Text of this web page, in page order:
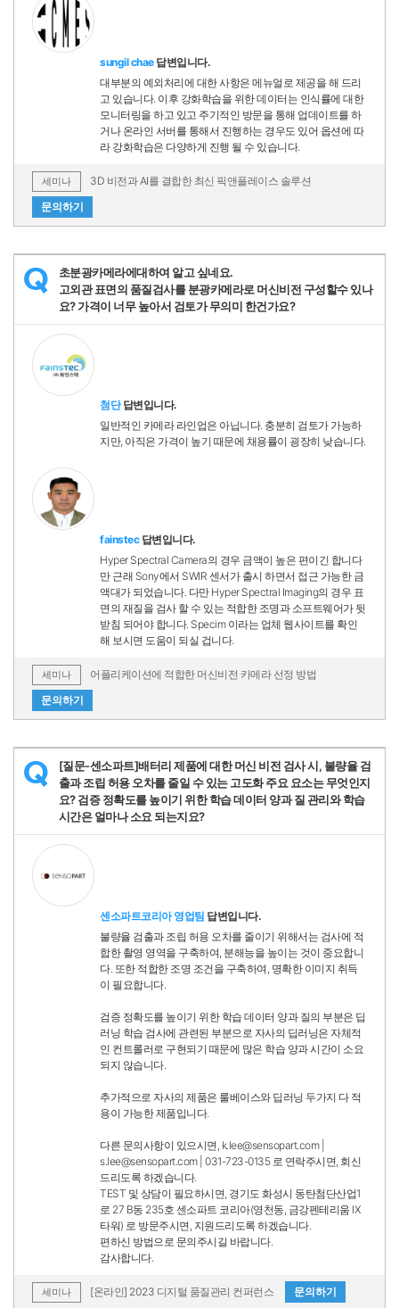
sungil chae답변입니다.
대부분의 예외처리에 대한 사항은 메뉴얼로 제공을 해 드리
고 있습니다. 이후 강화학습을 위한 데이터는 인식률에 대한
모니터링을 하고 있고 주기적인 방문을 통해 업데이트를 하
거나 온라인 서버를 통해서 진행하는 경우도 있어 옵션에 따
라 강화학습은 다양하게 진행 될 수 있습니다.
세미나
3D 비전과 AI를 결합한 최신 픽앤플레이스 솔루션
문의하기
Q
초분광카메라에대하여 알고 싶네요.
고외관 표면의 품질검사를 분광카메라로 머신비전 구성할수 있나
요? 가격이 너무 높아서 검토가 무의미 한건가요?
첨단답변입니다.
일반적인 카메라 라인업은 아닙니다. 충분히 검토가 가능하
지만, 아직은 가격이 높기 때문에 채용률이 굉장히 낮습니다.
fainstec답변입니다.
Hyper Spectral Camera의 경우 금액이 높은 편이긴 합니다
만 근래 Sony에서 SWIR 센서가 출시 하면서 접근 가능한 금
액대가 되었습니다. 다만 Hyper Spectral Imaging의 경우 표
면의 재질을 검사 할 수 있는 적합한 조명과 소프트웨어가 뒷
받침 되어야 합니다. Specim 이라는 업체 웹사이트를 확인
해 보시면 도움이 되실 겁니다.
세미나
어플리케이션에 적합한 머신비전 카메라 선정 방법
문의하기
Q
[질문-센소파트]배터리 제품에 대한 머신 비전 검사 시, 불량율 검
출과 조립 허용 오차를 줄일 수 있는 고도화 주요 요소는 무엇인지
요? 검증 정확도를 높이기 위한 학습 데이터 양과 질 관리와 학습
시간은 얼마나 소요 되는지요?
센소파트코리아 영업팀 답변입니다.
불량율 검출과 조립 허용 오차를 줄이기 위해서는 검사에 적
합한 촬영 영역을 구축하여, 분해능을 높이는 것이 중요합니
다. 또한 적합한 조명 조건을 구축하여, 명확한 이미지 취득
이 필요합니다.
검증 정확도를 높이기 위한 학습 데이터 양과 질의 부분은 딥
러닝 학습 검사에 관련된 부분으로 자사의 딥러닝은 자체적
인 컨트롤러로 구현되기 때문에 많은 학습 양과 시간이 소요
되지 않습니다.
추가적으로 자사의 제품은 룰베이스와 딥러닝 두가지 다 적
용이 가능한 제품입니다.
다른 문의사항이 있으시면, k.lee@sensopart.com |
s.lee@sensopart.com | 031-723-0135 로 연락주시면, 회신
드리도록 하겠습니다.
TEST 및 상담이 필요하시면, 경기도 화성시 동탄첨단산업1
로 27 B동 235호 센소파트 코리아(영천동, 금강펜테리움 IX
타워) 로 방문주시면, 지원드리도록 하겠습니다.
편하신 방법으로 문의주시길 바랍니다.
감사합니다.
세미나 [온라인] 2023 디지털 품질관리 컨퍼런스 문의하기